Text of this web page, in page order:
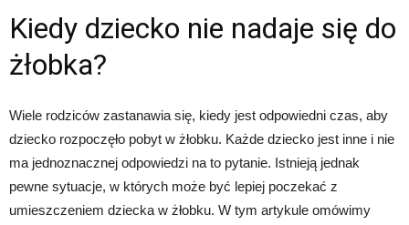
Kiedy dziecko nie nadaje się do
żłobka?
Wiele rodziców zastanawia się, kiedy jest odpowiedni czas, aby
dziecko rozpoczęło pobyt w żłobku. Każde dziecko jest inne i nie
ma jednoznacznej odpowiedzi na to pytanie. Istnieją jednak
pewne sytuacje, w których może być lepiej poczekać z
umieszczeniem dziecka w żłobku. W tym artykule omówimy